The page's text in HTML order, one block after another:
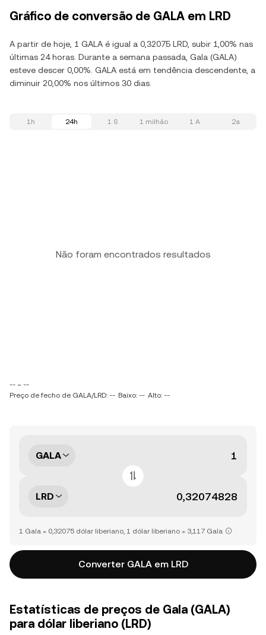
Gráfico de conversão de GALA em LRD
A partir de hoje, 1 GALA é igual a 0,32075 LRD, subir 1,00% nas
últimas 24 horas. Durante a semana passada, Gala (GALA)
esteve descer 0,00%. GALA está em tendência descendente, a
diminuir 20,00% nos últimos 30 dias.
1h 24h 1 S 1 milhão 1 A 2a
Não foram encontrados resultados
-- ~ --
Preço de fecho de GALA/LRD: -- Baixo: -- Alto: --
GALA
LRD
1 Gala = 0,32075 dólar liberiano, 1 dólar liberiano = 3,117 Gala
Converter GALA em LRD
Estatísticas de preços de Gala (GALA)
para dólar liberiano (LRD)